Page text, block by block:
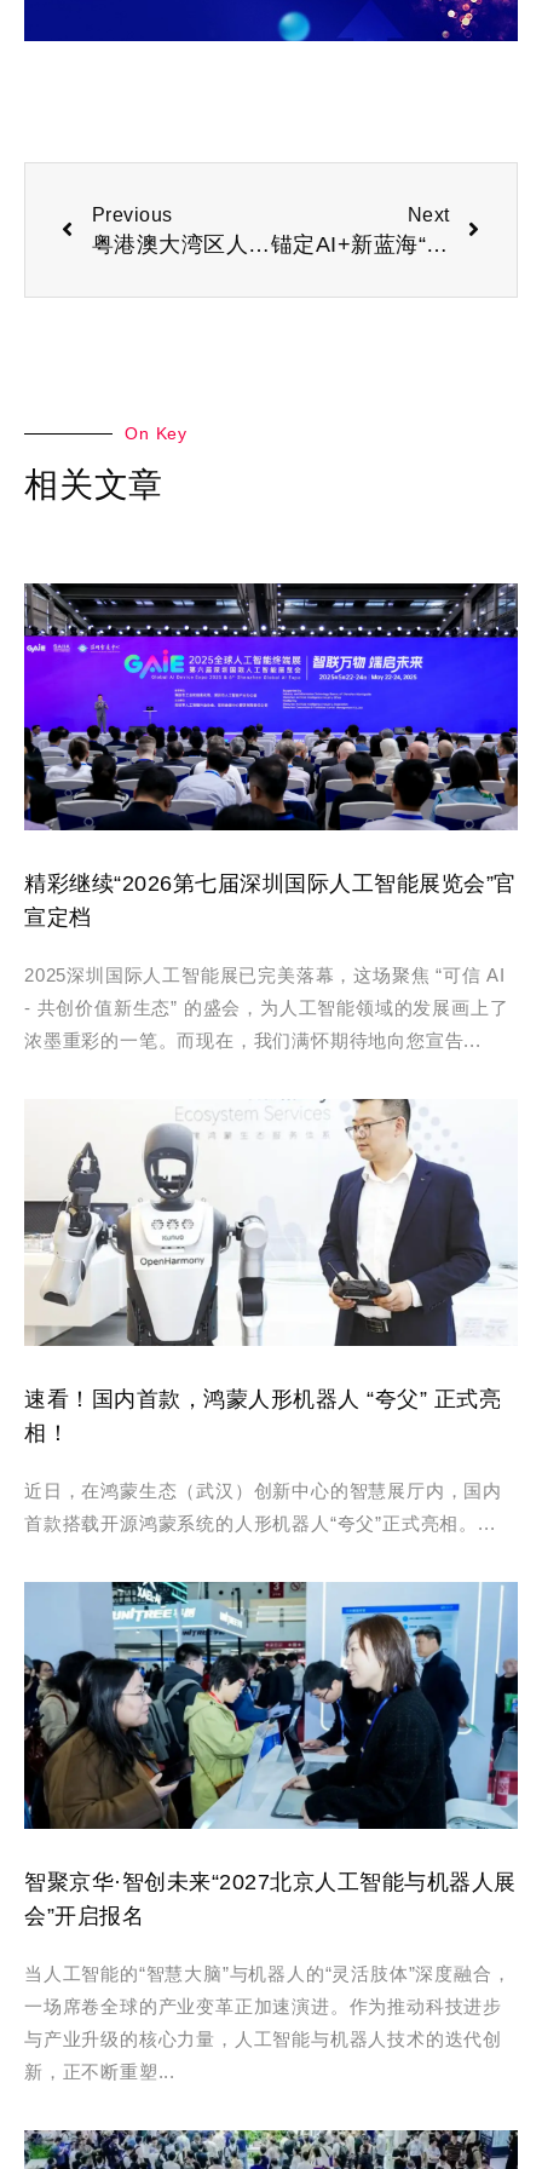
Previous
粤港澳大湾区人工智能产业盛会：2026第十四届深圳人工智能展会
Next
锚定AI+新蓝海“2026深圳人工智能展览会”打造应用场景新高地
On Key
相关文章
精彩继续“2026第七届深圳国际人工智能展览会”官
宣定档
2025深圳国际人工智能展已完美落幕，这场聚焦 “可信 AI
- 共创价值新生态” 的盛会，为人工智能领域的发展画上了
浓墨重彩的一笔。而现在，我们满怀期待地向您宣告...
速看！国内首款，鸿蒙人形机器人 “夸父” 正式亮
相！
近日，在鸿蒙生态（武汉）创新中心的智慧展厅内，国内
首款搭载开源鸿蒙系统的人形机器人“夸父”正式亮相。...
智聚京华·智创未来“2027北京人工智能与机器人展
会”开启报名
当人工智能的“智慧大脑”与机器人的“灵活肢体”深度融合，
一场席卷全球的产业变革正加速演进。作为推动科技进步
与产业升级的核心力量，人工智能与机器人技术的迭代创
新，正不断重塑...